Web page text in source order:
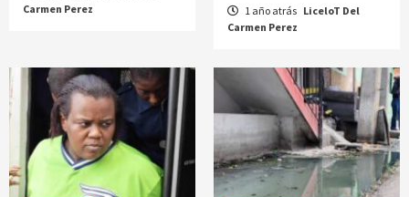
Carmen Perez
1 año atrás LiceloT Del
Carmen Perez